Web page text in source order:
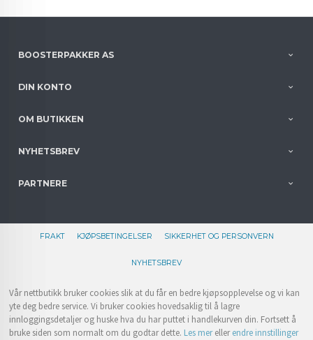
BOOSTERPAKKER AS
DIN KONTO
OM BUTIKKEN
NYHETSBREV
PARTNERE
FRAKT KJØPSBETINGELSER SIKKERHET OG PERSONVERN
NYHETSBREV
Vår nettbutikk bruker cookies slik at du får en bedre kjøpsopplevelse og vi kan
yte deg bedre service. Vi bruker cookies hovedsaklig til å lagre
innloggingsdetaljer og huske hva du har puttet i handlekurven din. Fortsett å
bruke siden som normalt om du godtar dette. Les merellerendre innstillinger